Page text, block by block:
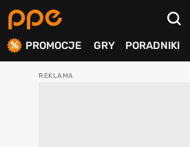
PROMOCJE GRY PORADNIKI